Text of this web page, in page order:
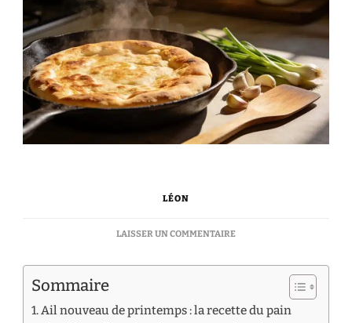
LÉON
LAISSER UN COMMENTAIRESUR
NOUVEAU
:
Sommaire
Ail nouveau de printemps : la recette du pain